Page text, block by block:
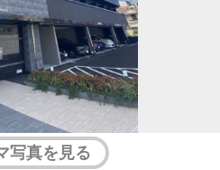
写真を見る